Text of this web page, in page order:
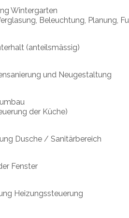
Wintergarten
Beleuchtung, Planung,
(anteilsmässig)
und Neugestaltung
der Küche)
Dusche / Sanitärbereich
Fenster
Heizungssteuerung